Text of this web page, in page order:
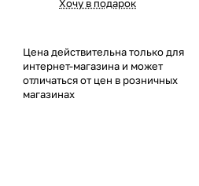
Хочу в подарок
Цена действительна только для
интернет-магазина и может
отличаться от цен в розничных
магазинах